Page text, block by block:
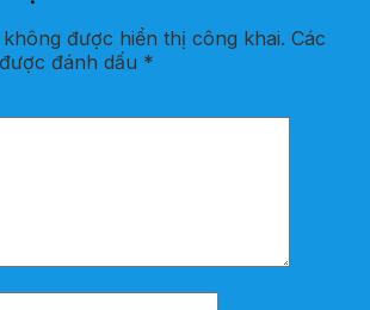
không được hiển thị công khai. Các
đánh dấu *